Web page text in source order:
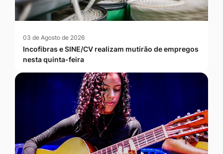
03 de Agosto de 2026
Incofibras e SINE/CV realizam mutirão de empregos
nesta quinta-feira